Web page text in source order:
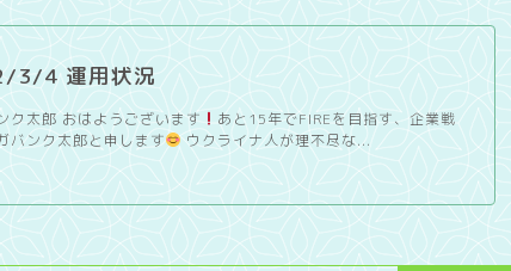
3/4 運用状況
ク太郎 おはようございます
あと15年でFIREを目指す、企業戦
バンク太郎と申します
ウクライナ人が理不尽な...